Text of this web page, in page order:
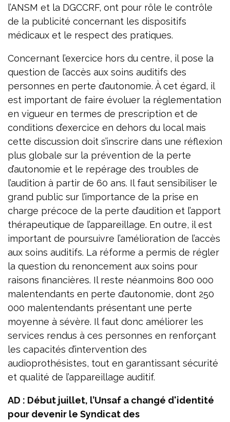
l’ANSM et la DGCCRF, ont pour rôle le contrôle
de la publicité concernant les dispositifs
médicaux et le respect des pratiques.
Concernant l’exercice hors du centre, il pose la
question de l’accès aux soins auditifs des
personnes en perte d’autonomie. À cet égard, il
est important de faire évoluer la réglementation
en vigueur en termes de prescription et de
conditions d’exercice en dehors du local mais
cette discussion doit s’inscrire dans une réflexion
plus globale sur la prévention de la perte
d’autonomie et le repérage des troubles de
l’audition à partir de 60 ans. Il faut sensibiliser le
grand public sur l’importance de la prise en
charge précoce de la perte d’audition et l’apport
thérapeutique de l’appareillage. En outre, il est
important de poursuivre l’amélioration de l’accès
aux soins auditifs. La réforme a permis de régler
la question du renoncement aux soins pour
raisons financières. Il reste néanmoins 800 000
malentendants en perte d’autonomie, dont 250
000 malentendants présentant une perte
moyenne à sévère. Il faut donc améliorer les
services rendus à ces personnes en renforçant
les capacités d’intervention des
audioprothésistes, tout en garantissant sécurité
et qualité de l’appareillage auditif.
AD : Début juillet, l’Unsaf a changé d'identité
pour devenir le Syndicat des